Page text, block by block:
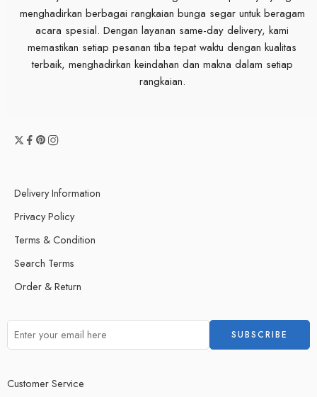
menghadirkan berbagai rangkaian bunga segar untuk beragam
acara spesial. Dengan layanan same-day delivery, kami
memastikan setiap pesanan tiba tepat waktu dengan kualitas
terbaik, menghadirkan keindahan dan makna dalam setiap
rangkaian.
Delivery Information
Privacy Policy
Terms & Condition
Search Terms
Order & Return
Customer Service